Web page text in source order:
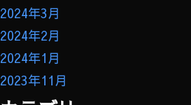
2024年3月
2024年2月
2024年1月
2023年11月